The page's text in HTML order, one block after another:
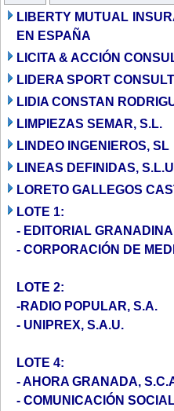
LIBERTY MUTUAL
EN ESPAÑA
LICITA & ACCIÓN
LIDERA SPORT
LIDIA CONSTAN
LIMPIEZAS SEMAR, S.L.
LINDEO INGENIEROS, SL
LINEAS DEFINIDAS,
LORETO GALLEGOS
LOTE 1:
- EDITORIAL
- CORPORACIÓN DE
LOTE 2:
-RADIO POPULAR, S.A.
- UNIPREX, S.A.U.
LOTE 4:
- AHORA GRANADA,
- COMUNICACIÓN